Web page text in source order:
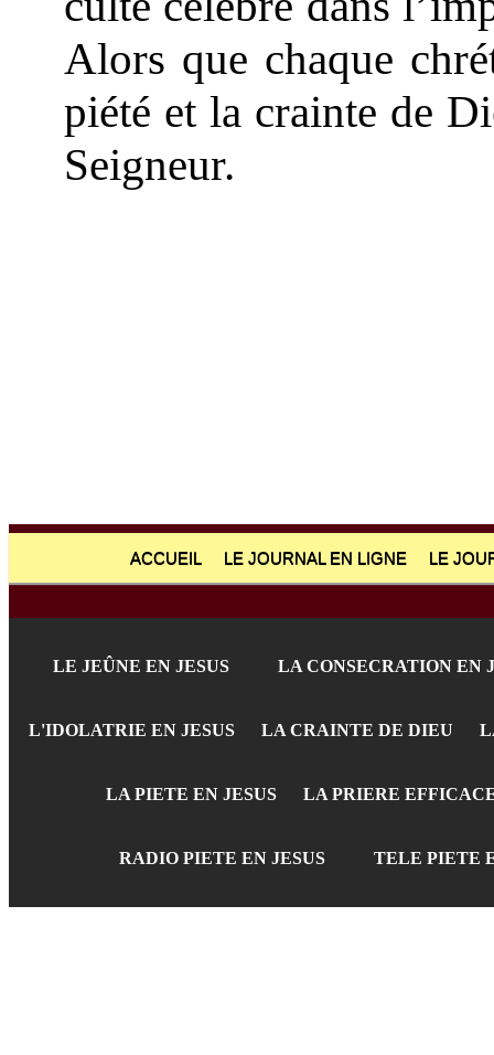
Alors que chaque
piété et la crainte de
Seigneur.
LE
LE JOURNAL EN LIGNE
ACCUEIL
LE JEÛNE EN JESUS LA CONSECRATION EN
L'IDOLATRIE EN JESUS LA CRAINTE DE DIEU
LA PIETE EN JESUS LA PRIERE
RADIO PIETE EN JESUS TELE PIETE